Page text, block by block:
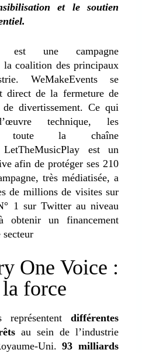
et le soutien
est une campagne
la coalition des principaux
WeMakeEvents se
direct de la fermeture de
divertissement. Ce qui
technique, les
toute la chaîne
LetTheMusicPlay est un
afin de protéger ses 210
très médiatisée, a
de millions de visites sur
1 sur Twitter au niveau
un financement
One Voice :
force
représentent différentes
au sein de l’industrie
Uni. 93 milliards